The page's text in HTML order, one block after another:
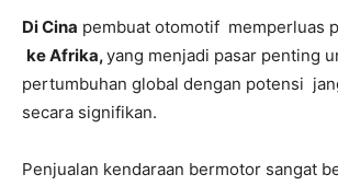
Di Cina pembuat otomotif memperluas
ke Afrika,yang menjadi pasar penting
pertumbuhan global dengan potensi
secara signifikan.
Penjualan kendaraan bermotor sangat